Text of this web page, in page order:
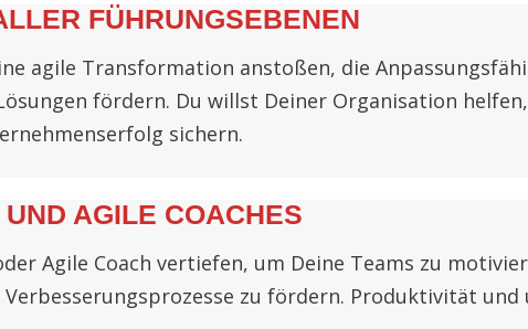
FÜHRUNGSEBENEN
agile Transformation anstoßen, die
fördern. Du willst Deiner Organisation
sichern.
AGILE COACHES
Agile Coach vertiefen, um Deine Teams zu
zu fördern. Produktivität und